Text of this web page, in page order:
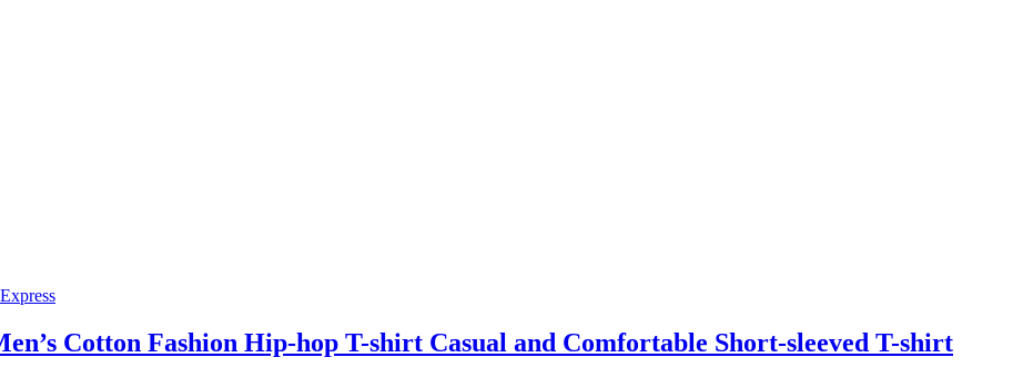
Cotton Fashion Hip-hop T-shirt Casual and Comfortable Short-sleeved T-shirt